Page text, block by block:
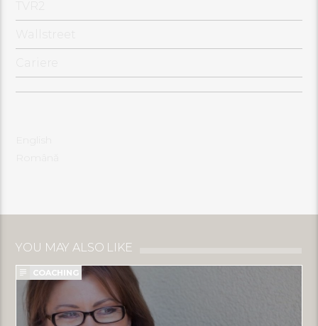
YOU MAY ALSO LIKE
COACHING